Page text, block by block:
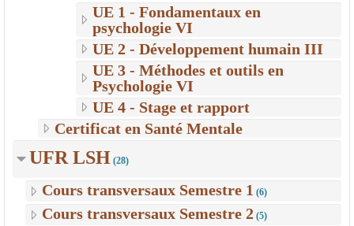
UE 1 - Fondamentaux en
psychologie VI
UE 2 - Développement humain III
UE 3 - Méthodes et outils en
Psychologie VI
UE 4 - Stage et rapport
Certificat en Santé Mentale
UFR LSH (28)
Cours transversaux Semestre 1 (6)
Cours transversaux Semestre 2 (5)